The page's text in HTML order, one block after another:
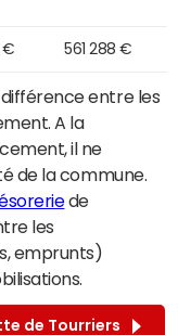
€ 561 288 €
entre les
A la
il ne
de la commune.
de
les
emprunts)
de Tourriers